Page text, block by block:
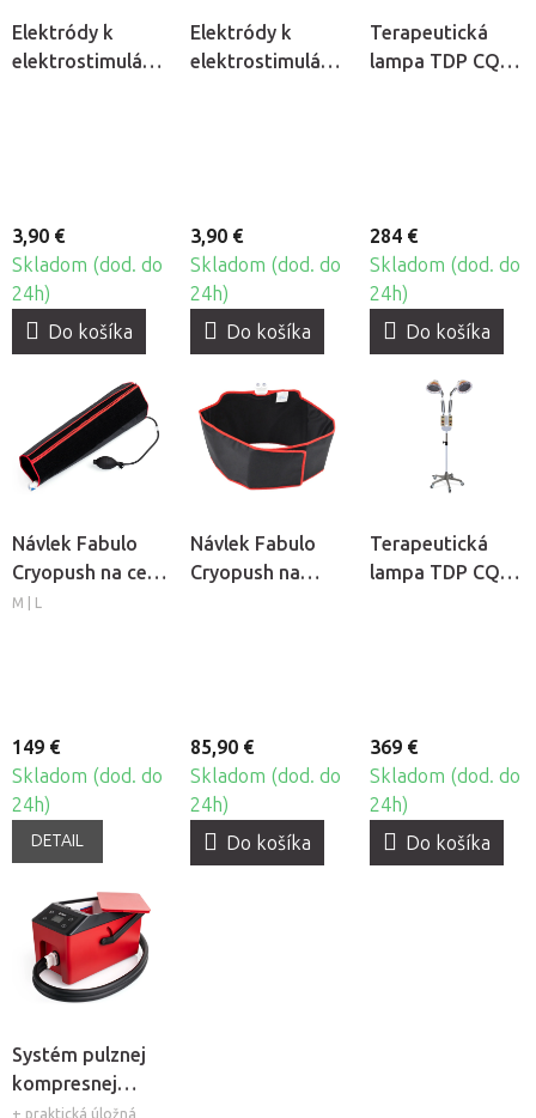
Elektródy k
elektrostimulátorom
3,90 €
Skladom (dod. do
24h)
Do košíka
Elektródy k
elektrostimulátoru
3,90 €
Skladom (dod. do
24h)
Do košíka
Terapeutická
lampa TDP CQ-
284 €
Skladom (dod. do
24h)
Do košíka
Návlek Fabulo
Cryopush na celú
nohu
M | L
149 €
Skladom (dod. do
24h)
DETAIL
Návlek Fabulo
Cryopush na
85,90 €
Skladom (dod. do
24h)
Do košíka
Terapeutická
lampa TDP CQ-
369 €
Skladom (dod. do
24h)
Do košíka
Systém pulznej
kompresnej
chladivej terapie